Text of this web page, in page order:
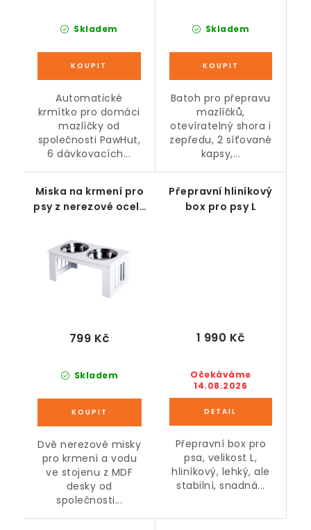
Skladem
Automatické
krmítko pro domáci
mazlíčky od
společnosti PawHut,
6 dávkovacích...
Skladem
Batoh pro přepravu
mazlíčků,
otevíratelný shora i
zepředu, 2 síťované
kapsy,...
Miska na krmení pro
psy z nerezové oceli,
25,4 cm
Skladem
799 Kč
Dvě nerezové misky
pro krmení a vodu
ve stojenu z MDF
desky od
společnosti...
Přepravní hliníkový
box pro psy L
Očekáváme
14.08.2026
1 990 Kč
Přepravní box pro
psa, velikost L,
hliníkový, lehký, ale
stabilní, snadná...